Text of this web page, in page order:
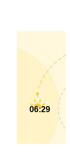
06:29